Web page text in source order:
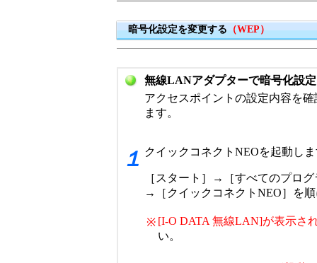
暗号化設定を変更する （WEP）
無線LANアダプターで暗号化設
アクセスポイントの設定内容を
ます。
１ クイックコネクトNEOを起動し
［スタート］→［すべてのプロ
→［クイックコネクトNEO］を
※ [I-O DATA 無線LAN]が表示さ
い。